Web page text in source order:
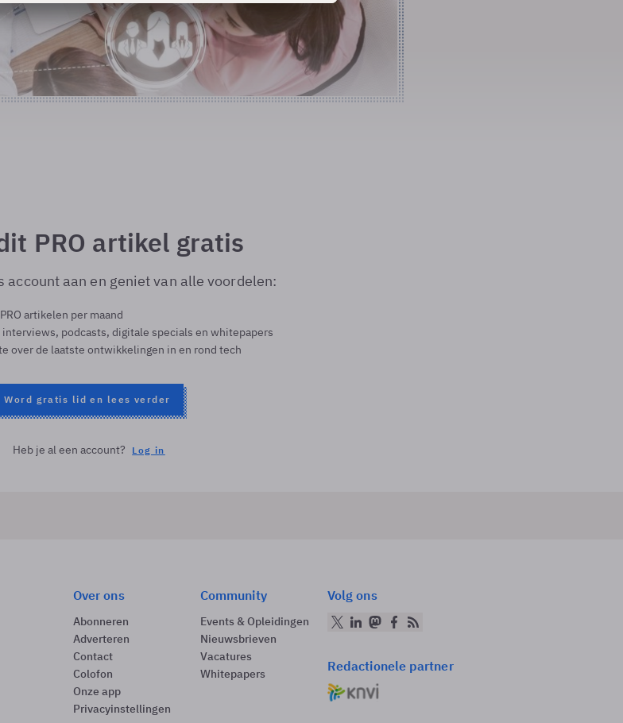
PRO artikel gratis
account aan en geniet van alle voordelen:
artikelen per maand
podcasts, digitale specials en whitepapers
over de laatste ontwikkelingen in en rond tech
Word gratis lid en lees verder
Heb je al een account? Log in
Over ons
Abonneren
Adverteren
Contact
Colofon
Onze app
Privacyinstellingen
Community
Events & Opleidingen
Nieuwsbrieven
Vacatures
Whitepapers
Volg ons
Redactionele partner